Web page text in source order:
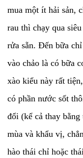
mua một ít hải sản,
rau thì chạy qua
rửa sẵn. Đến bữa
vào chảo là có bữa
xào kiểu này rất
có phần nước sốt
đổi (kể cả thay
mùa và khẩu vị,
hào thái chỉ hoặc